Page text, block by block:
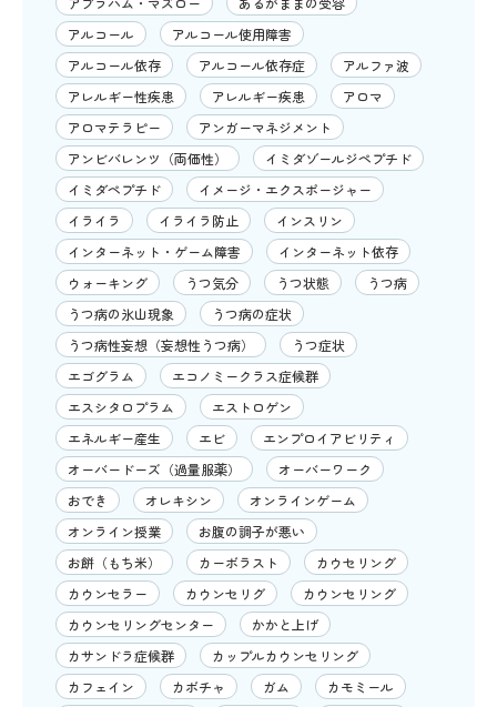
アルコール
アルコール使用障害
アルコール依存
アルコール依存症
アルファ波
アレルギー性疾患
アレルギー疾患
アロマ
アロマテラピー
アンガーマネジメント
アンビバレンツ（両価性）
イミダゾールジペプチド
イミダペプチド
イメージ・エクスポージャー
イライラ
イライラ防止
インスリン
インターネット・ゲーム障害
インターネット依存
ウォーキング
うつ気分 うつ状態
うつ病
うつ病の氷山現象
うつ病の症状
うつ病性妄想（妄想性うつ病）
うつ症状
エゴグラム
エコノミークラス症候群
エスシタロプラム
エストロゲン
エネルギー産生
エビ
エンプロイアビリティ
オーバードーズ（過量服薬）
オーバーワーク
おでき
オレキシン
オンラインゲーム
オンライン授業
お腹の調子が悪い
お餅（もち米）
カーボラスト
カウセリング
カウンセラー
カウンセリグ
カウンセリング
カウンセリングセンター
かかと上げ
カサンドラ症候群
カップルカウンセリング
カフェイン
カボチャ ガム
カモミール